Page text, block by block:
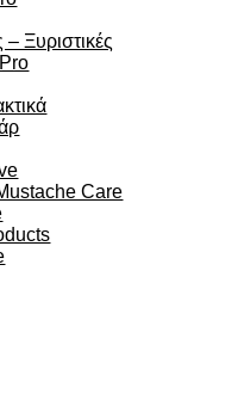
Ξυριστικές
Care